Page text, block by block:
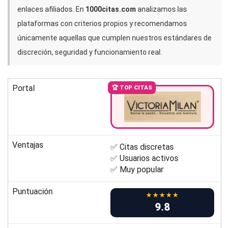
enlaces afiliados. En 1000citas.com analizamos las
plataformas con criterios propios y recomendamos
únicamente aquellas que cumplen nuestros estándares de
discreción, seguridad y funcionamiento real.
Portal 🏆 TOP CITAS
Ventajas
✅ Citas discretas
✅ Usuarios activos
✅ Muy popular
Puntuación ★★★★★
9.8